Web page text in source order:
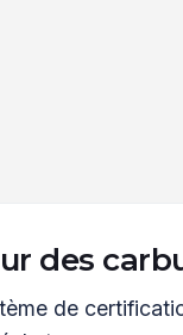
des
de